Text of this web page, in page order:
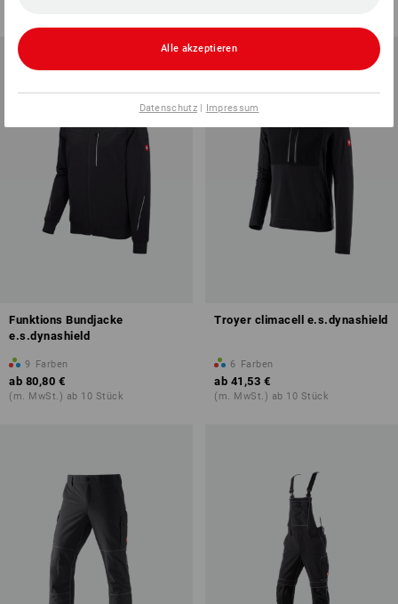
Funktions Bundjacke
e.s.dynashield
9 Farben
ab 80,80 €
(m. MwSt.) ab 10 Stück
Troyer climacell e.s.dynashield
6 Farben
ab 41,53 €
(m. MwSt.) ab 10 Stück
Alle akzeptieren
Datenschutz| Impressum